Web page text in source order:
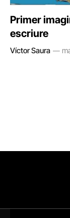
Primer
escriure
Víctor Saura